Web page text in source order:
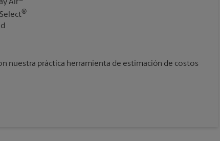
Air
®
nuestra práctica herramienta de estimación de costos